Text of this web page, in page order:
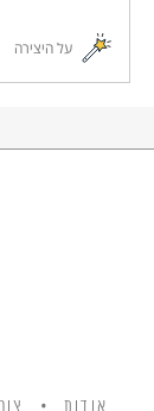
על היצירה